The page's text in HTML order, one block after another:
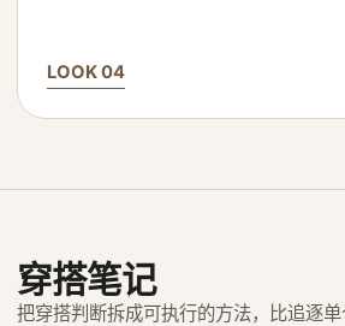
LOOK 04
穿搭笔记
把穿搭判断拆成可执行的方法，比追逐单